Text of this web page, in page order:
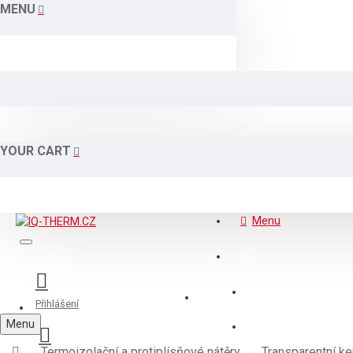
MENU
YOUR CART
Přihlášení
Menu
Menu